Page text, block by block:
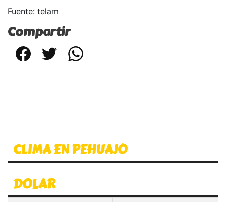
Fuente: telam
Compartir
FacebookTwitterWhatsApp
CLIMA EN PEHUAJO
DOLAR